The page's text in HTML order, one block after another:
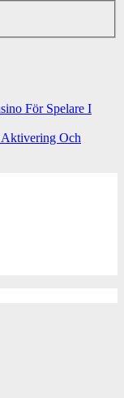
För Spelare I
Och